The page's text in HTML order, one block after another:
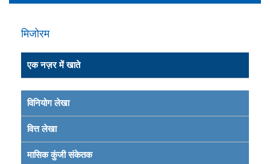
मिजोरम
एक नज़र में खाते
विनियोग लेखा
वित्त लेखा
मासिक कुंजी संकेतक